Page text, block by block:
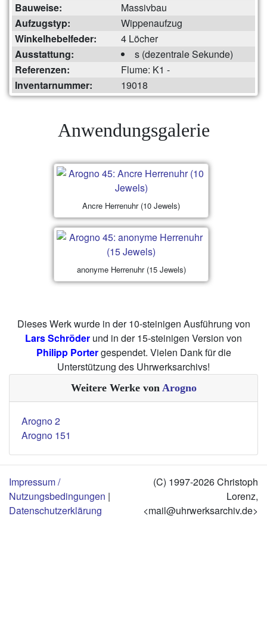
Bauweise:
Massivbau
Aufzugstyp:
Wippenaufzug
Winkelhebelfeder:
4 Löcher
Ausstattung:
s (dezentrale Sekunde)
Referenzen:
Flume: K1 -
Inventarnummer:
19018
Anwendungsgalerie
Ancre Herrenuhr (10 Jewels)
anonyme Herrenuhr (15 Jewels)
Dieses Werk wurde in der 10-steinigen Ausführung von
Lars Schröder und in der 15-steinigen Version von
Philipp Portergespendet. Vielen Dank für die
Unterstützung des Uhrwerksarchivs!
Weitere Werke von Arogno
Arogno 2
Arogno 151
Impressum /
Nutzungsbedingungen |
Datenschutzerklärung
(C) 1997-2026 Christoph
Lorenz,
<mail@uhrwerksarchiv.de>